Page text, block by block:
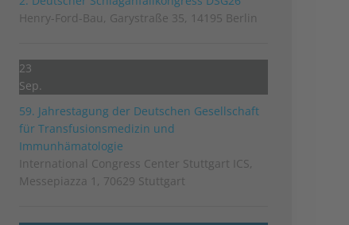
Henry-Ford-Bau, Garystraße 35, 14195 Berlin
23
Sep.
59. Jahrestagung der Deutschen Gesellschaft
für Transfusionsmedizin und
Immunhämatologie
International Congress Center Stuttgart ICS,
Messepiazza 1, 70629 Stuttgart